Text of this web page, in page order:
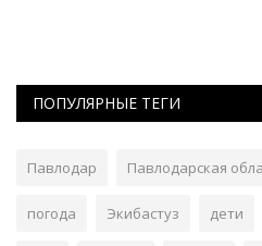
ПОПУЛЯРНЫЕ ТЕГИ
Павлодар Павлодарская
погода Экибастуз дети